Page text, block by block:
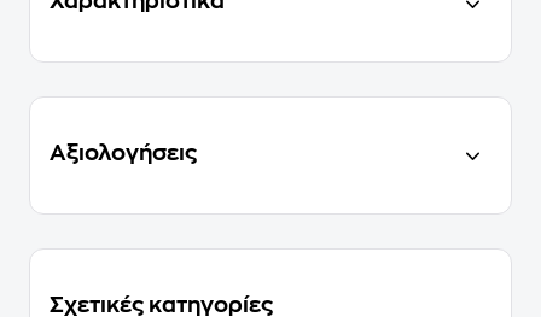
Αξιολογήσεις
Σχετικές κατηγορίες